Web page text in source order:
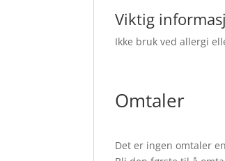
Viktig
Ikke bruk ved allergi
Omtaler
Det er ingen omtaler